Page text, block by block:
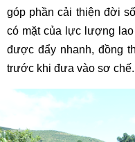
góp phần cải thiện đời
có mặt của lực lượng
được đẩy nhanh, đồng
trước khi đưa vào sơ chế.